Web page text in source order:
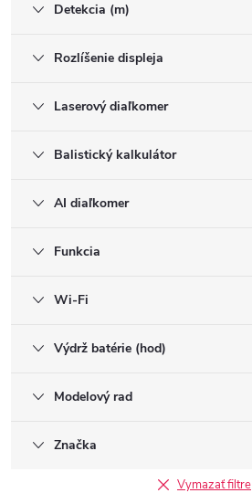
Detekcia (m)
Rozlíšenie displeja
Laserový diaľkomer
Balistický kalkulátor
AI diaľkomer
Funkcia
Wi-Fi
Výdrž batérie (hod)
Modelový rad
Značka
Vymazať filtre